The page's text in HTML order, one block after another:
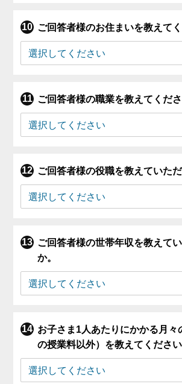
ご回答者様のお住まいを教えてく
ご回答者様の職業を教えてくださ
ご回答者様の役職を教えていただ
ご回答者様の世帯年収を教えて
か。
お子さま1人あたりにかかる月々
の授業料以外）を教えてください